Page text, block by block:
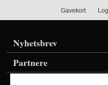
Gavekort
Nyhetsbrev
Partnere